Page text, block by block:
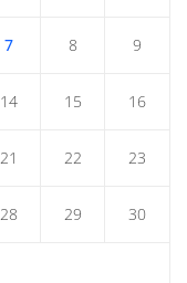
7 8 9
14 15 16
21 22 23
28 29 30